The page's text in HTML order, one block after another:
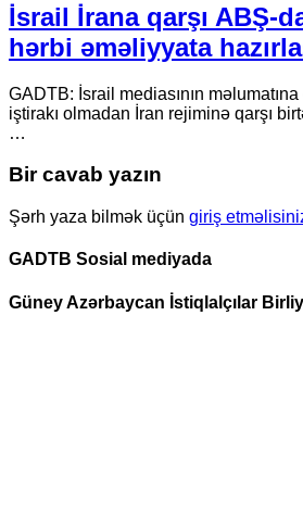
İsrail İrana qarşı ABŞ-
hərbi əməliyyata
GADTB: İsrail mediasının
iştirakı olmadan İran rejiminə qarşı
…
Bir cavab yazın
Şərh yaza bilmək üçün giriş
GADTB Sosial mediyada
Güney Azərbaycan İstiqlalçılar